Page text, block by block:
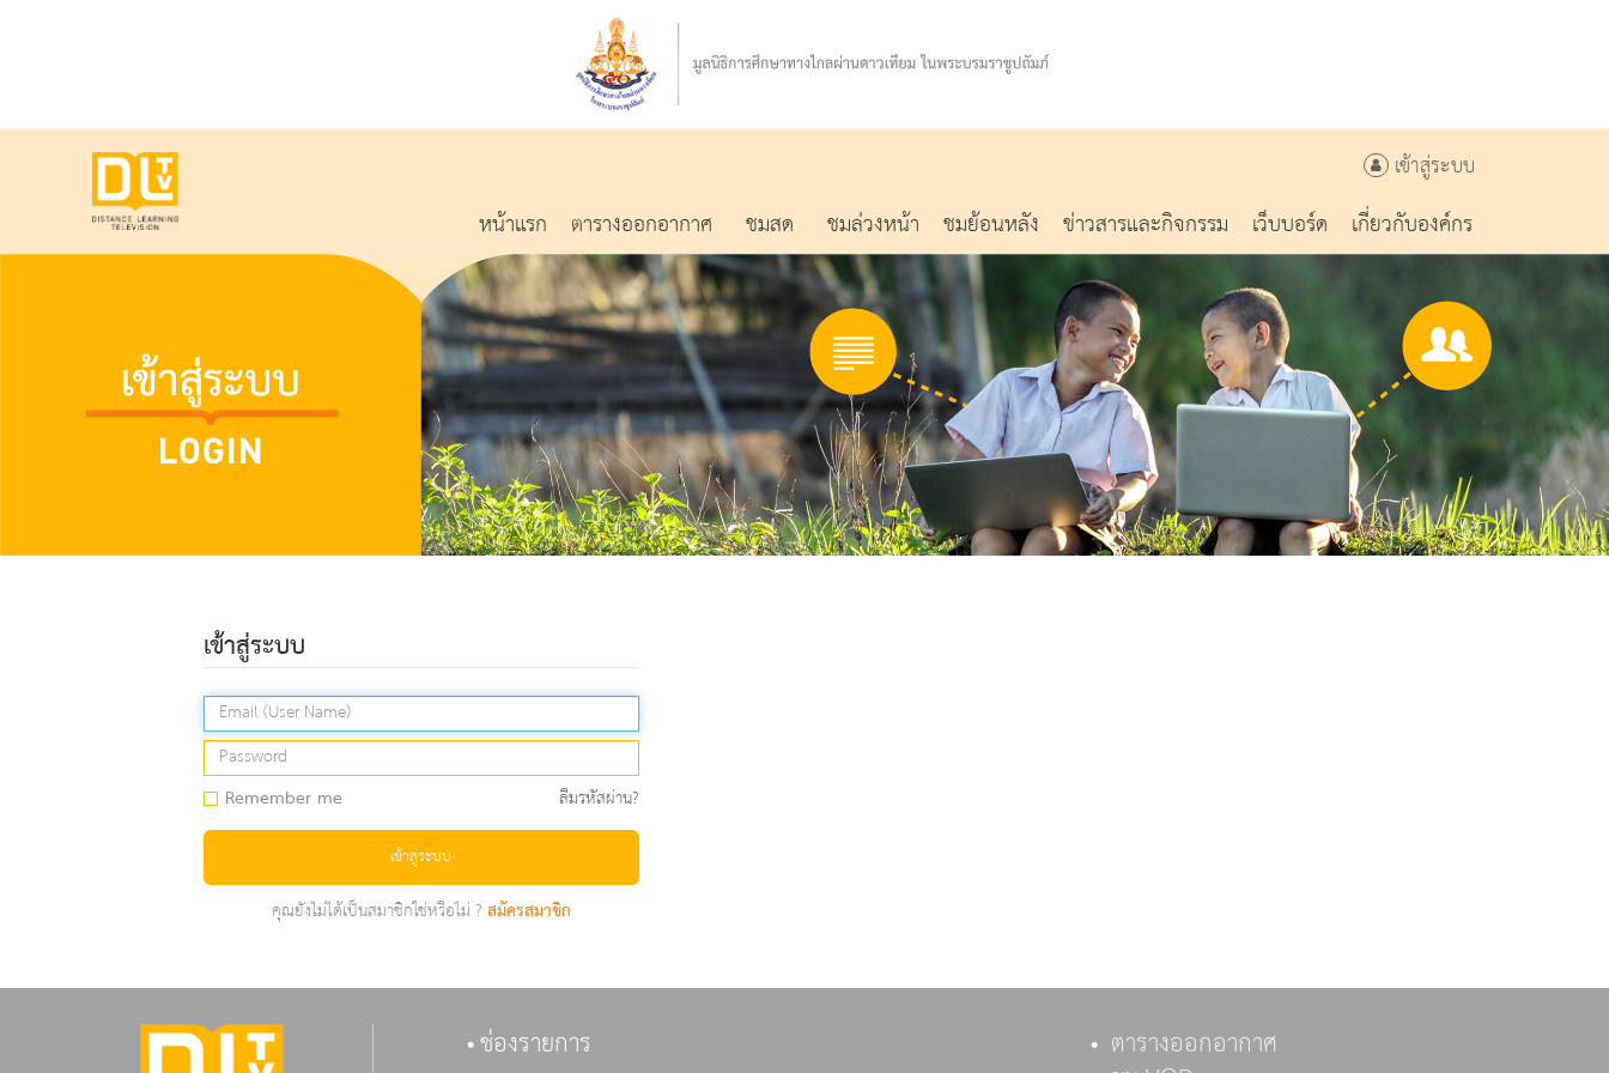
เข้าสู่ระบบ
หน้าแรก ตารางออกอากาศ ชมสด ชมล่วงหน้า ชมย้อนหลัง ข่าวสารและกิจกรรม เว็บบอร์ด เกี่ยวกับองค์กร
เข้าสู่ระบบ
Remember me ลืมรหัสผ่าน?
เข้าสู่ระบบ
คุณยังไม่ได้เป็นสมาชิกใช่หรือไม่ ?สมัครสมาชิก
ช่องรายการ ตารางออกอากาศ